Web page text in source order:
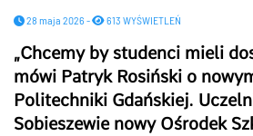
28 maja 2026 - 613 WYŚWIETLEŃ
„Chcemy by studenci mieli
mówi Patryk Rosiński o
Politechniki Gdańskiej.
Sobieszewie nowy Ośrodek